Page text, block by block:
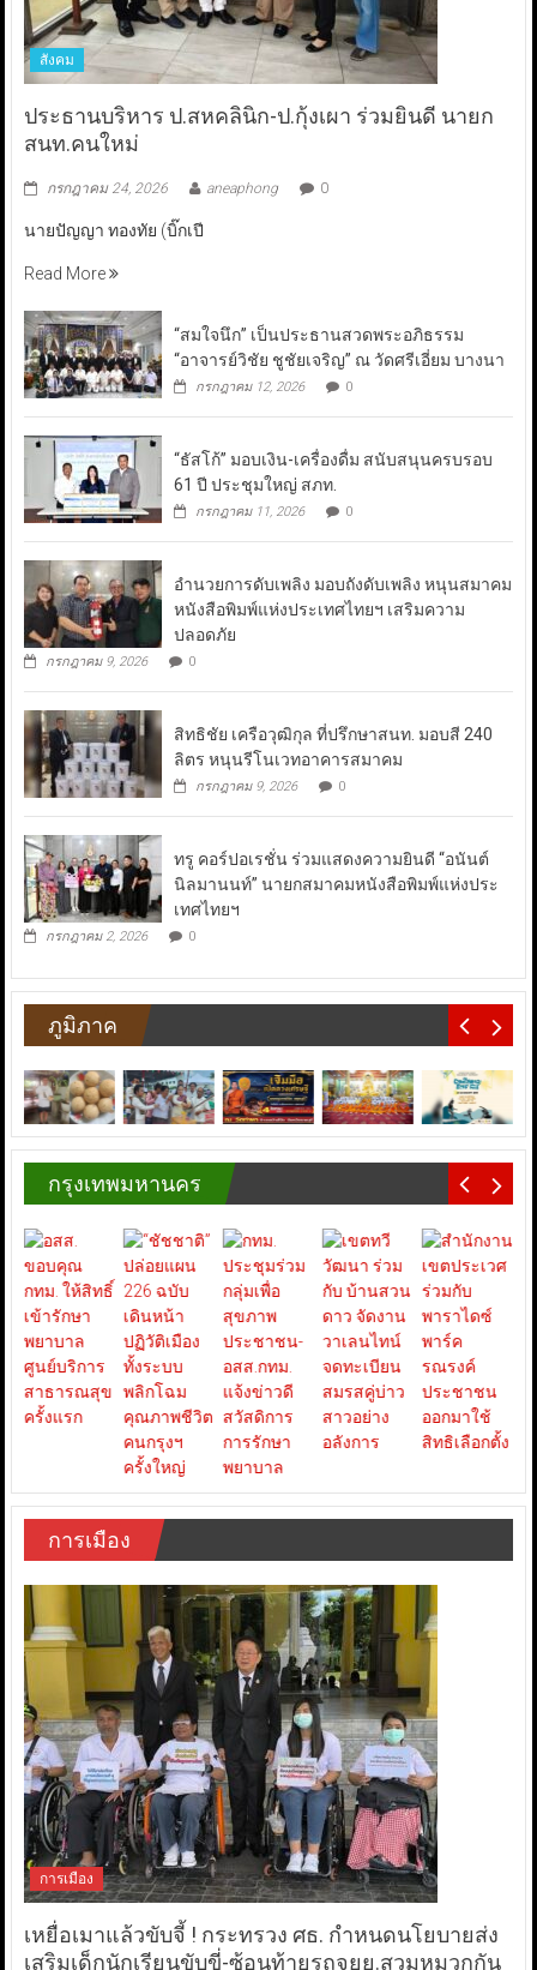
สังคม
ประธานบริหาร ป.สหคลินิก-ป.กุ้งเผา ร่วมยินดี นายก
สนท.คนใหม่
กรกฎาคม 24, 2026 aneaphong 0
นายปัญญา ทองทัย (บิ๊กเปี
Read More
“สมใจนึก” เป็นประธานสวดพระอภิธรรม
“อาจารย์วิชัย ชูชัยเจริญ” ณ วัดศรีเอี่ยม บางนา
กรกฎาคม 12, 2026 0
“ธัสโก้” มอบเงิน-เครื่องดื่ม สนับสนุนครบรอบ
61 ปี ประชุมใหญ่ สภท.
กรกฎาคม 11, 2026 0
อำนวยการดับเพลิง มอบถังดับเพลิง หนุนสมาคม
หนังสือพิมพ์แห่งประเทศไทยฯ เสริมความ
ปลอดภัย
กรกฎาคม 9, 2026 0
สิทธิชัย เครือวุฒิกุล ที่ปรึกษาสนท. มอบสี 240
ลิตร หนุนรีโนเวทอาคารสมาคม
กรกฎาคม 9, 2026 0
ทรู คอร์ปอเรชั่น ร่วมแสดงความยินดี “อนันต์
นิลมานนท์” นายกสมาคมหนังสือพิมพ์แห่งประ
เทศไทยฯ
กรกฎาคม 2, 2026 0
ภูมิภาค
กรุงเทพมหานคร
การเมือง
การเมือง
เหยื่อเมาแล้วขับจี้ ! กระทรวง ศธ. กำหนดนโยบายส่ง
เสริมเด็กนักเรียนขับขี่-ซ้อนท้ายรถจยย.สวมหมวกกัน